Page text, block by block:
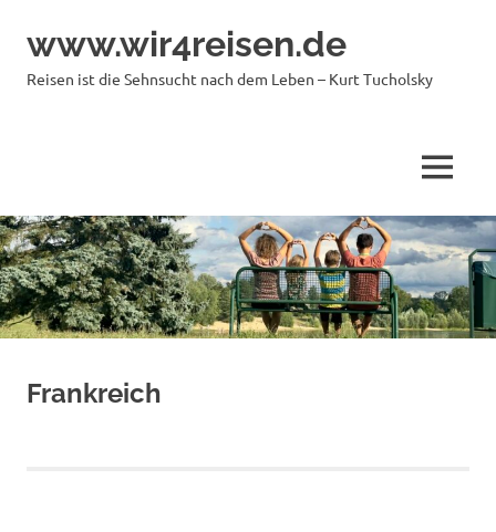
Inhaltwww.wir4reisen.de
Reisen ist die Sehnsucht nach dem Leben – Kurt Tucholsky
MENÜ
Frankreich